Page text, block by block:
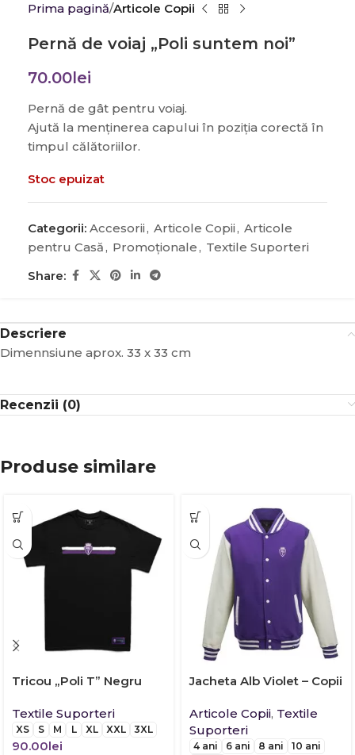
Prima pagină Articole Copii
Pernă de voiaj „Poli suntem noi”
70.00lei
Pernă de gât pentru voiaj.
Ajută la menținerea capului în poziția corectă în
timpul călătoriilor.
Stoc epuizat
Categorii: Accesorii, Articole Copii, Articole
pentru Casă, Promoţionale, Textile Suporteri
Share:
Descriere
Dimennsiune aprox. 33 x 33 cm
Recenzii (0)
Produse similare
Tricou „Poli T” Negru
Textile Suporteri
XS S M L XL XXL 3XL
90.00lei
Jacheta Alb Violet – Copii
Articole Copii, Textile
Suporteri
4 ani 6 ani 8 ani
10 ani